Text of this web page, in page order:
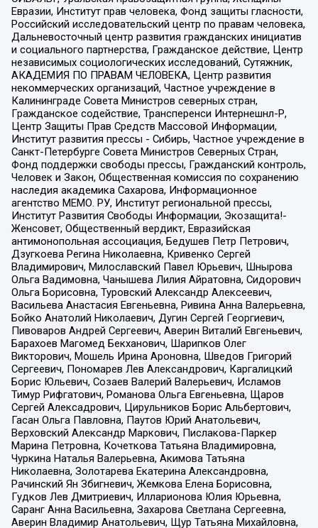
Евразии, Институт прав человека, Фонд защиты гласности,
Российский исследовательский центр по правам человека,
Дальневосточный центр развития гражданских инициатив
и социального партнерства, Гражданское действие, Центр
независимых социологических исследований, Сутяжник,
АКАДЕМИЯ ПО ПРАВАМ ЧЕЛОВЕКА, Центр развития
некоммерческих организаций, Частное учреждение в
Калининграде Совета Министров северных стран,
Гражданское содействие, Трансперенси Интернешнл-Р,
Центр Защиты Прав Средств Массовой Информации,
Институт развития прессы - Сибирь, Частное учреждение в
Санкт-Петербурге Совета Министров Северных Стран,
Фонд поддержки свободы прессы, Гражданский контроль,
Человек и Закон, Общественная комиссия по сохранению
наследия академика Сахарова, Информационное
агентство МЕМО. РУ, Институт региональной прессы,
Институт Развития Свободы Информации, Экозащита!-
Женсовет, Общественный вердикт, Евразийская
антимонопольная ассоциация, Бедушев Петр Петрович,
Дзугкоева Регина Николаевна, Кривенко Сергей
Владимирович, Милославский Павел Юрьевич, Шнырова
Ольга Вадимовна, Чанышева Лилия Айратовна, Сидорович
Ольга Борисовна, Туровский Александр Алексеевич,
Васильева Анастасия Евгеньевна, Ривина Анна Валерьевна,
Бойко Анатолий Николаевич, Дугин Сергей Георгиевич,
Пивоваров Андрей Сергеевич, Аверин Виталий Евгеньевич,
Барахоев Магомед Бекханович, Шарипков Олег
Викторович, Мошель Ирина Ароновна, Шведов Григорий
Сергеевич, Пономарев Лев Александрович, Каргалицкий
Борис Юльевич, Созаев Валерий Валерьевич, Исламов
Тимур Рифгатович, Романова Ольга Евгеньевна, Щаров
Сергей Алексадрович, Цирульников Борис Альбертович,
Гасан Ольга Павловна, Паутов Юрий Анатольевич,
Верховский Александр Маркович, Пислакова-Паркер
Марина Петровна, Кочеткова Татьяна Владимировна,
Чуркина Наталья Валерьевна, Акимова Татьяна
Николаевна, Золотарева Екатерина Александровна,
Рачинский Ян Збигневич, Жемкова Елена Борисовна,
Гудков Лев Дмитриевич, Илларионова Юлия Юрьевна,
Саранг Анна Васильевна, Захарова Светлана Сергеевна,
Аверин Владимир Анатольевич, Щур Татьяна Михайловна,